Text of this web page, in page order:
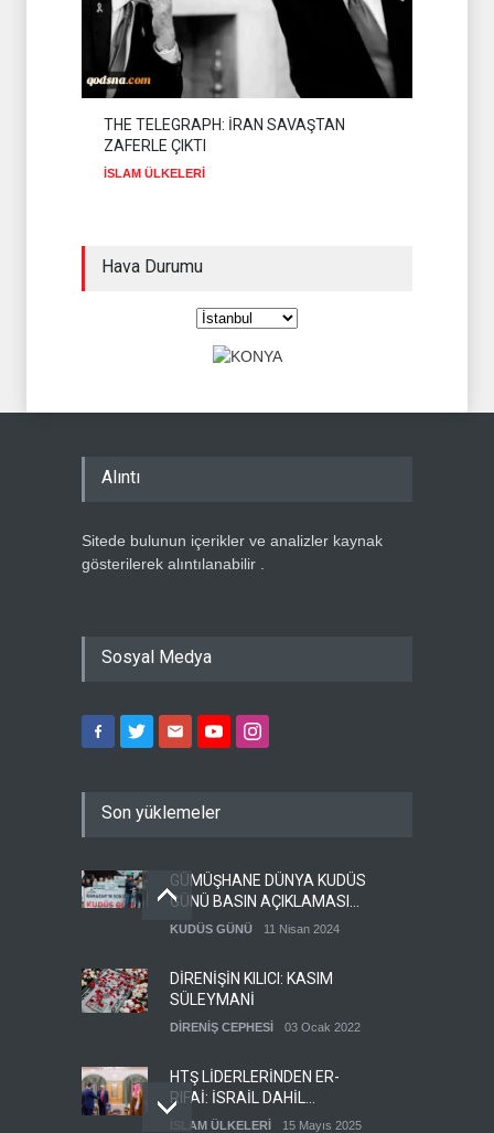
THE TELEGRAPH: İRAN SAVAŞTAN
ZAFERLE ÇIKTI
İSLAM ÜLKELERİ
Hava Durumu
Alıntı
Sitede bulunun içerikler ve analizler kaynak
gösterilerek alıntılanabilir .
Sosyal Medya
Son yüklemeler
GÜMÜŞHANE DÜNYA KUDÜS
GÜNÜ BASIN AÇIKLAMASI
(VİDEO-FOTO)
KUDÜS GÜNÜ 11 Nisan 2024
DİRENİŞİN KILICI: KASIM
SÜLEYMANİ
DİRENİŞ CEPHESİ 03 Ocak 2022
HTŞ LİDERLERİNDEN ER-
RIFAİ: İSRAİL DAHİL
HERKESLE BARIŞ
İSLAM ÜLKELERİ 15 Mayıs 2025